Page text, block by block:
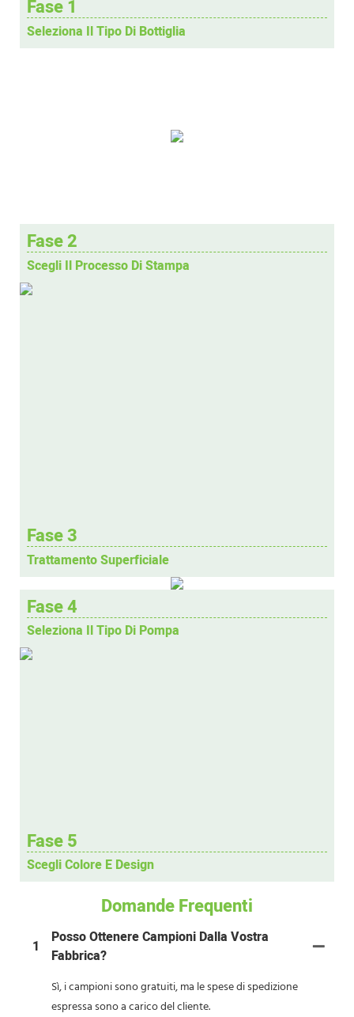
Fase 1
Seleziona Il Tipo Di Bottiglia
Fase 2
Scegli Il Processo Di Stampa
Fase 3
Trattamento Superficiale
Fase 4
Seleziona Il Tipo Di Pompa
Fase 5
Scegli Colore E Design
Domande Frequenti
1
Posso Ottenere Campioni Dalla Vostra
Fabbrica?
Sì, i campioni sono gratuiti, ma le spese di spedizione
espressa sono a carico del cliente.